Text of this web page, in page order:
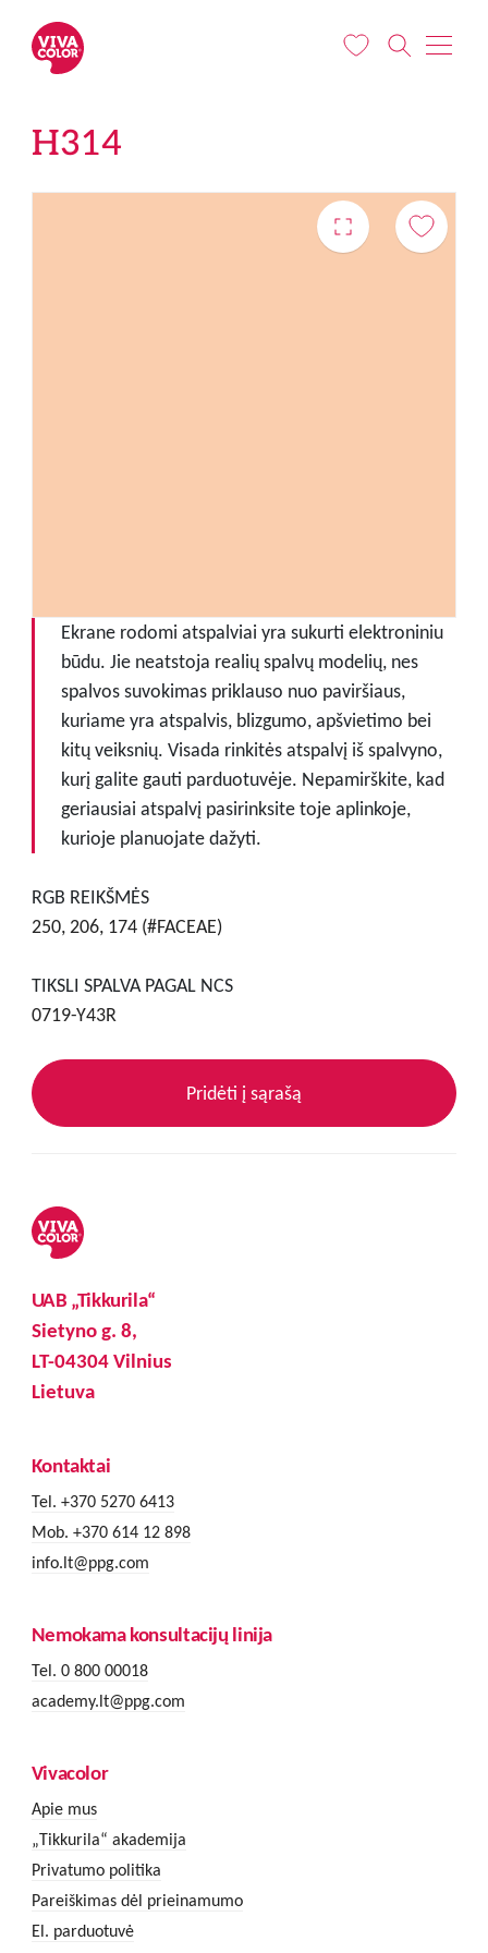
H314
Ekrane rodomi atspalviai yra sukurti elektroniniu
būdu. Jie neatstoja realių spalvų modelių, nes
spalvos suvokimas priklauso nuo paviršiaus,
kuriame yra atspalvis, blizgumo, apšvietimo bei
kitų veiksnių. Visada rinkitės atspalvį iš spalvyno,
kurį galite gauti parduotuvėje. Nepamirškite, kad
geriausiai atspalvį pasirinksite toje aplinkoje,
kurioje planuojate dažyti.
RGB REIKŠMĖS
250, 206, 174 (#FACEAE)
TIKSLI SPALVA PAGAL NCS
0719-Y43R
Pridėti į sąrašą
UAB „Tikkurila“
Sietyno g. 8,
LT-04304 Vilnius
Lietuva
Kontaktai
Tel. +370 5270 6413
Mob. +370 614 12 898
info.lt@ppg.com
Nemokama konsultacijų linija
Tel. 0 800 00018
academy.lt@ppg.com
Vivacolor
Apie mus
„Tikkurila“ akademija
Privatumo politika
Pareiškimas dėl prieinamumo
El. parduotuvė